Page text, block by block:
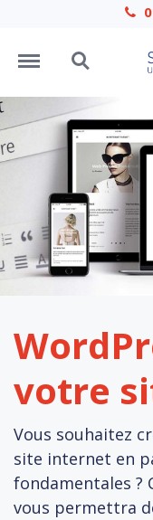
Menu Search
votre
Vous souhaitez
site internet en
fondamentales ?
vous permettra